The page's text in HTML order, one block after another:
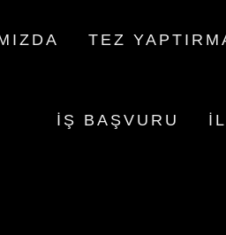
TEZ
İŞ BAŞVURU